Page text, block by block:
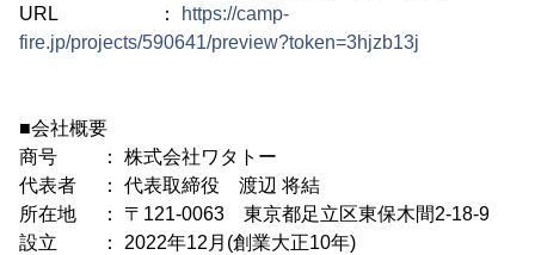
URL ：
https://camp-
fire.jp/projects/590641/preview?token=3hjzb13j
■会社概要
商号 ： 株式会社ワタトー
代表者 ： 代表取締役 渡辺 将結
所在地 ： 〒121-0063 東京都足立区東保木間2-18-9
設立 ： 2022年12月(創業大正10年)